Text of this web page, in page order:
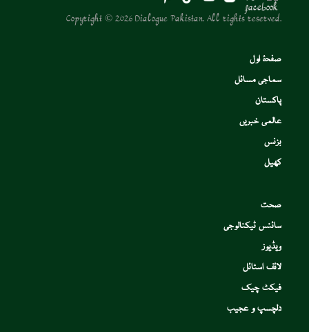
Copyright © 2026 Dialogue Pakistan. All rights reserved.
صفحۂ اول
سماجی مسائل
پاکستان
عالمی خبریں
بزنس
کھیل
صحت
سائنس ٹیکنالوجی
ویڈیوز
لائف اسٹائل
فیکٹ چیک
دلچسپ و عجیب